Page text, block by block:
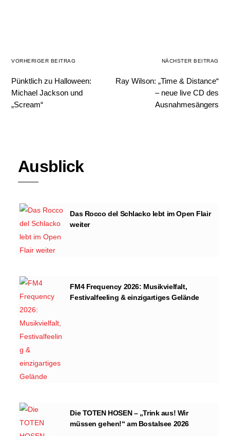
VORHERIGER BEITRAG
Pünktlich zu Halloween:
Michael Jackson und
„Scream“
NÄCHSTER BEITRAG
Ray Wilson: „Time & Distance“
– neue live CD des
Ausnahmesängers
Ausblick
Das Rocco del Schlacko lebt im Open Flair
weiter
FM4 Frequency 2026: Musikvielfalt,
Festivalfeeling & einzigartiges Gelände
Die TOTEN HOSEN – „Trink aus! Wir
müssen gehen!“ am Bostalsee 2026